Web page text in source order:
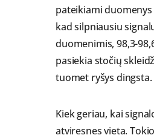
pateikiami duomenys
kad silpniausiu
duomenimis, 98,3-
pasiekia stočių
tuomet ryšys dingsta.
Kiek geriau, kai
atviresnes vieta.